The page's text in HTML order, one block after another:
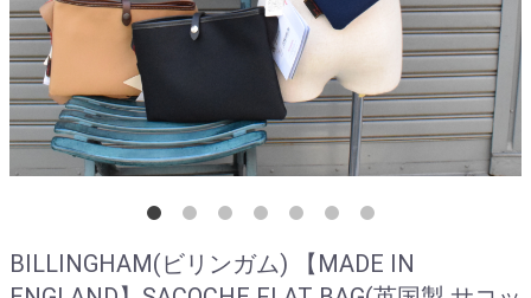
BILLINGHAM(ビリンガム) 【MADE IN